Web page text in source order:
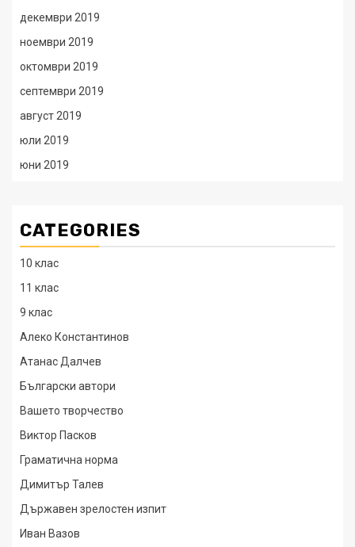
декември 2019
ноември 2019
октомври 2019
септември 2019
август 2019
юли 2019
юни 2019
CATEGORIES
10 клас
11 клас
9 клас
Алеко Константинов
Атанас Далчев
Български автори
Вашето творчество
Виктор Пасков
Граматична норма
Димитър Талев
Държавен зрелостен изпит
Иван Вазов